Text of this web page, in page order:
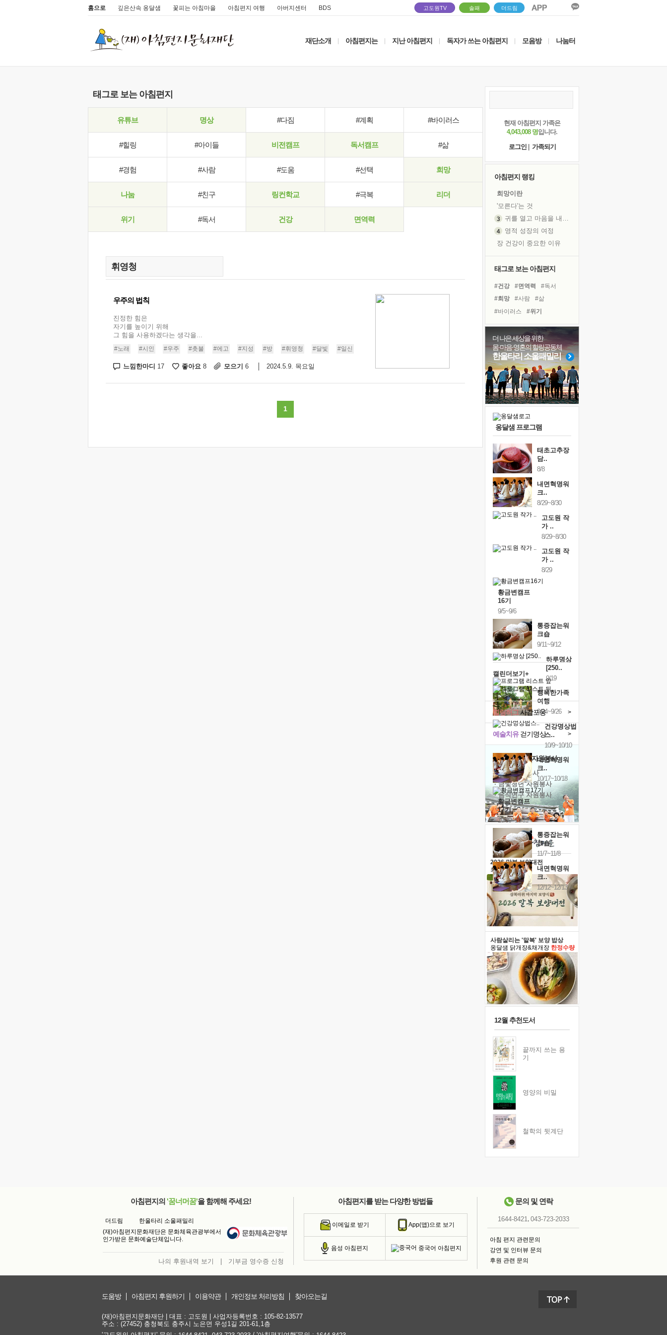
홈으로 깊은산속 옹달샘 꽃피는 아침마을 아침편지 여행 아버지센터 BDS 고도원TV 솔패 더드림
재단소개 아침편지는 지난 아침편지 독자가 쓰는 아침편지 모음방 나눔터
태그로 보는 아침편지
유튜브 명상 #다짐 #계획 #바이러스
#힐링 #아이들 비전캠프 독서캠프 #삶
#경험 #사람 #도움 #선택 희망
나눔 #친구 링컨학교 #극복 리더
위기 #독서 건강 면역력
우주의 법칙
진정한 힘은
자기를 높이기 위해
그 힘을 사용하겠다는 생각을...
#노래 #시인 #우주 #촛불 #에고 #지성 #방 #휘영청 #달빛 #일신
느낌한마디 17 좋아요 8 모으기 6 2024.5.9. 목요일
1
현재 아침편지 가족은
4,043,008 명입니다.
로그인
가족되기
아침편지 랭킹
희망이란
'모른다'는 것
귀를 열고 마음을 내어주고
영적 성장의 여정
장 건강이 중요한 이유
흙이 된 몸으로 출근하는 여자
꿈이 실제가 되는 것
'말 타는 법'을 먼저
졸업식 사진을 보며
아픈 아버지를 위한 공간 설계
극심한 변비, 어깨결림, 수면 장애
보고 싶은 어머니
유년 시절의 부산 영도 바다
못된 꼰대들
거울 속의 나
태그로 보는 아침편지
#건강 #면역력
#독서
#희망
#사람
#삶
#바이러스
#위기
#다짐
#극복
#도움
#명상
#리더
#링컨학교
#경험
#유튜브
#계획
#비전캠프
#선택
#나눔
#독서캠프
더 나은 세상을 위한
몸·마음·영혼의 힐링공동체
한울타리 소울패밀리
옹달샘 프로그램
태초고추장
담..
8/8
내면혁명워
크..
8/29~8/30
고도원 작
가 ..
8/29~8/30
고도원 작
가 ..
8/29
황금변캠프
16기
9/5~9/6
통증잡는워
크숍
9/11~9/12
하루명상
[250..
9/19
행복한가족
여행
9/24~9/26
건강명상법
스..
10/9~10/10
내면혁명워
크..
10/17~10/18
황금변캠프
17기
10/30~10/31
통증잡는워
크숍
11/7~11/8
내면혁명워
크..
12/12~12/13
캘린더보기+
예술치유걷기명상 >
힐링허그사감포옹 >
'옹달샘의 꽃'자원봉사
· 청년 자원봉사
· 금빛청년 자원봉사
· 음식연구 자원봉사
2026 말복 보양대전
최대74%할인
사람살리는 '말복' 보양 밥상
옹달샘 닭개장&채개장 한정수량
12월 추천도서
끝까지 쓰는 용
기
영양의 비밀
철학의 뒷계단
아침편지의 '꿈너머꿈'을 함께해 주세요!
더드림
한울타리 소울패밀리
(재)아침편지문화재단은 문화체육관광부에서
인가받은 문화예술단체입니다.
나의 후원내역 보기 기부금 영수증 신청
아침편지를 받는 다양한 방법들
이메일로 받기 App(앱)으로 보기
음성 아침편지 중국어 아침편지
문의 및 연락
1644-8421, 043-723-2033
아침 편지 관련문의
강연 및 인터뷰 문의
후원 관련 문의
도움방 아침편지 후원하기 이용약관 개인정보 처리방침 찾아오는길
(재)아침편지문화재단 | 대표 : 고도원 | 사업자등록번호 : 105-82-13577
주소 : (27452) 충청북도 충주시 노은면 우성1길 201-61,1층